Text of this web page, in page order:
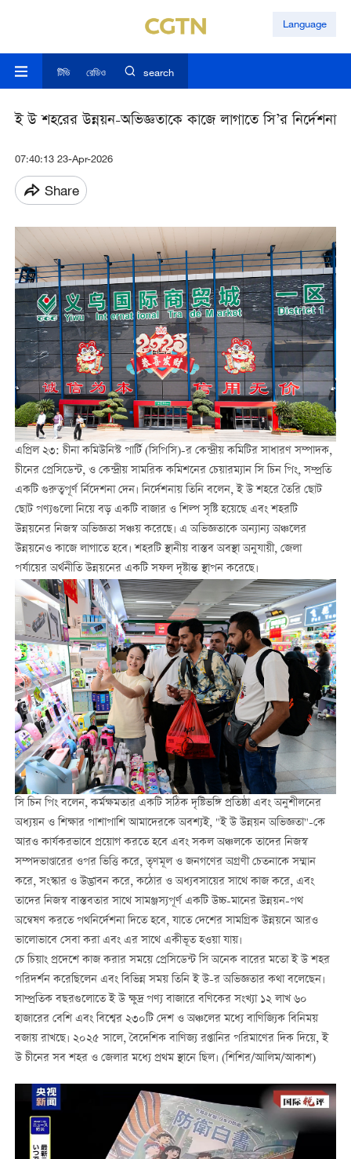
Language
টিভি রেডিও search
ই উ শহরের উন্নয়ন-অভিজ্ঞতাকে কাজে লাগাতে সি’র নির্দেশনা
07:40:13 23-Apr-2026
Share
এপ্রিল ২৩: চীনা কমিউনিস্ট পার্টি (সিপিসি)-র কেন্দ্রীয় কমিটির সাধারণ সম্পাদক,
চীনের প্রেসিডেন্ট, ও কেন্দ্রীয় সামরিক কমিশনের চেয়ারম্যান সি চিন পিং, সম্প্রতি
একটি গুরুত্বপূর্ণ র্নিদেশনা দেন। নির্দেশনায় তিনি বলেন, ই উ শহরে তৈরি ছোট
ছোট পণ্যগুলো নিয়ে বড় একটি বাজার ও শিল্প সৃষ্টি হয়েছে এবং শহরটি
উন্নয়নের নিজস্ব অভিজ্ঞতা সঞ্চয় করেছে। এ অভিজ্ঞতাকে অন্যান্য অঞ্চলের
উন্নয়নেও কাজে লাগাতে হবে। শহরটি স্থানীয় বাস্তব অবস্থা অনুযায়ী, জেলা
পর্যায়ের অর্থনীতি উন্নয়নের একটি সফল দৃষ্টান্ত স্থাপন করেছে।
সি চিন পিং বলেন, কর্মক্ষমতার একটি সঠিক দৃষ্টিভঙ্গি প্রতিষ্ঠা এবং অনুশীলনের
অধ্যয়ন ও শিক্ষার পাশাপাশি আমাদেরকে অবশ্যই, "ই উ উন্নয়ন অভিজ্ঞতা"-কে
আরও কার্যকরভাবে প্রয়োগ করতে হবে এবং সকল অঞ্চলকে তাদের নিজস্ব
সম্পদভাণ্ডারের ওপর ভিত্তি করে, তৃণমূল ও জনগণের অগ্রণী চেতনাকে সম্মান
করে, সংস্কার ও উদ্ভাবন করে, কঠোর ও অধ্যবসায়ের সাথে কাজ করে, এবং
তাদের নিজস্ব বাস্তবতার সাথে সামঞ্জস্যপূর্ণ একটি উচ্চ-মানের উন্নয়ন-পথ
অন্বেষণ করতে পথনির্দেশনা দিতে হবে, যাতে দেশের সামগ্রিক উন্নয়নে আরও
ভালোভাবে সেবা করা এবং এর সাথে একীভূত হওয়া যায়।
চে চিয়াং প্রদেশে কাজ করার সময়ে প্রেসিডেন্ট সি অনেক বারের মতো ই উ শহর
পরিদর্শন করেছিলেন এবং বিভিন্ন সময় তিনি ই উ-র অভিজ্ঞতার কথা বলেছেন।
সাম্প্রতিক বছরগুলোতে ই উ ক্ষুদ্র পণ্য বাজারে বণিকের সংখ্যা ১২ লাখ ৬০
হাজারের বেশি এবং বিশ্বের ২৩০টি দেশ ও অঞ্চলের মধ্যে বাণিজ্যিক বিনিময়
বজায় রাখছে। ২০২৫ সালে, বৈদেশিক বাণিজ্য রপ্তানির পরিমাণের দিক দিয়ে, ই
উ চীনের সব শহর ও জেলার মধ্যে প্রথম স্থানে ছিল। (শিশির/আলিম/আকাশ)